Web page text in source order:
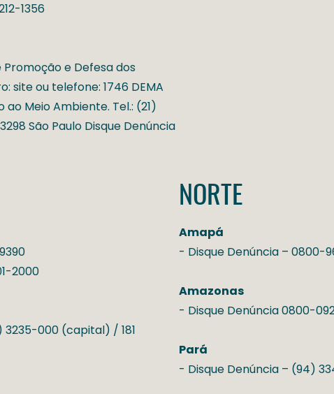
1356
e Defesa dos
site ou telefone: 1746 DEMA
Meio Ambiente. Tel.: (21)
São Paulo Disque Denúncia
2000
3235-000 (capital) / 181
NORTE
Amapá
- Disque Denúncia –
Amazonas
- Disque Denúncia 0800-
Pará
- Disque Denúncia – (94)